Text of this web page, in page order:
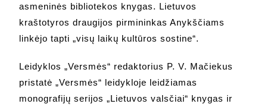
asmeninės bibliotekos knygas. Lietuvos
kraštotyros draugijos pirmininkas Anykščiams
linkėjo tapti „visų laikų kultūros sostine“.
Leidyklos „Versmės“ redaktorius P. V. Mačiekus
pristatė „Versmės“ leidykloje leidžiamas
monografijų serijos „Lietuvos valsčiai“ knygas ir